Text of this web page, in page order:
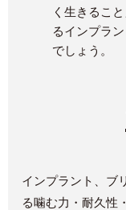
く生きるこ
るインプラ
でしょう。
インプラント、ブ
る噛む力・耐久性